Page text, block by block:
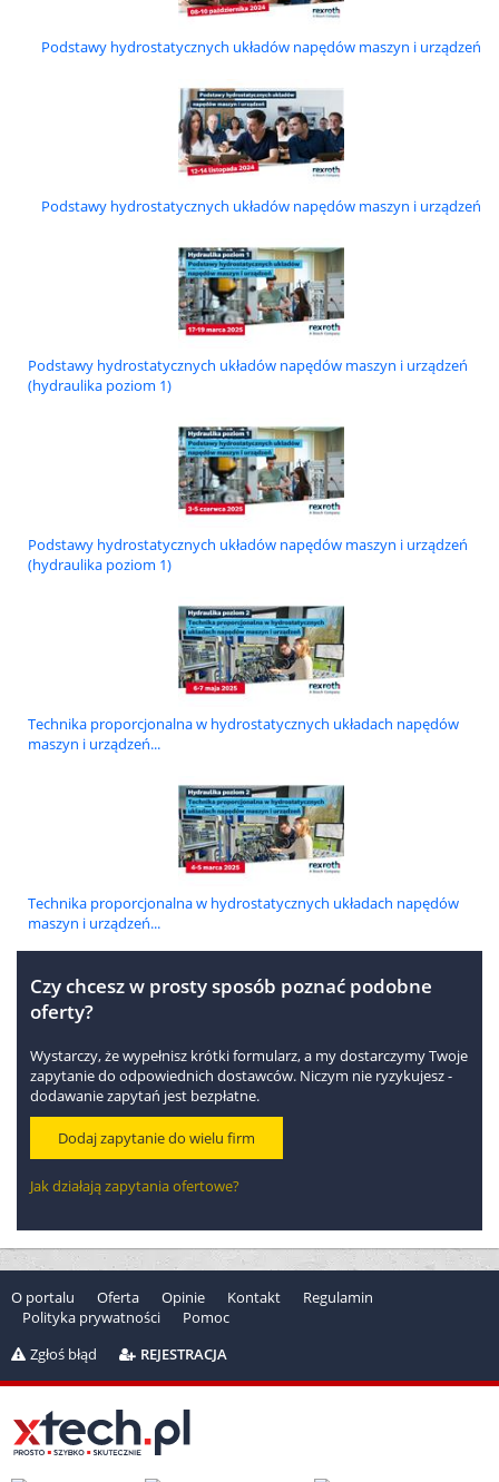
Podstawy hydrostatycznych układów napędów maszyn i urządzeń
Podstawy hydrostatycznych układów napędów maszyn i urządzeń
Podstawy hydrostatycznych układów napędów maszyn i urządzeń
(hydraulika poziom 1)
Podstawy hydrostatycznych układów napędów maszyn i urządzeń
(hydraulika poziom 1)
Technika proporcjonalna w hydrostatycznych układach napędów
maszyn i urządzeń...
Technika proporcjonalna w hydrostatycznych układach napędów
maszyn i urządzeń...
Czy chcesz w prosty sposób poznać podobne
oferty?
Wystarczy, że wypełnisz krótki formularz, a my dostarczymy Twoje
zapytanie do odpowiednich dostawców. Niczym nie ryzykujesz -
dodawanie zapytań jest bezpłatne.
Dodaj zapytanie do wielu firm
Jak działają zapytania ofertowe?
O portalu Oferta Opinie Kontakt
Regulamin
Polityka prywatności
Pomoc
Zgłoś błąd
REJESTRACJA